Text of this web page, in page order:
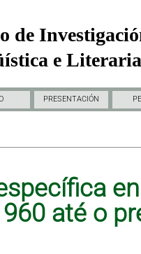
de
e
PRESENTACIÓN
até o